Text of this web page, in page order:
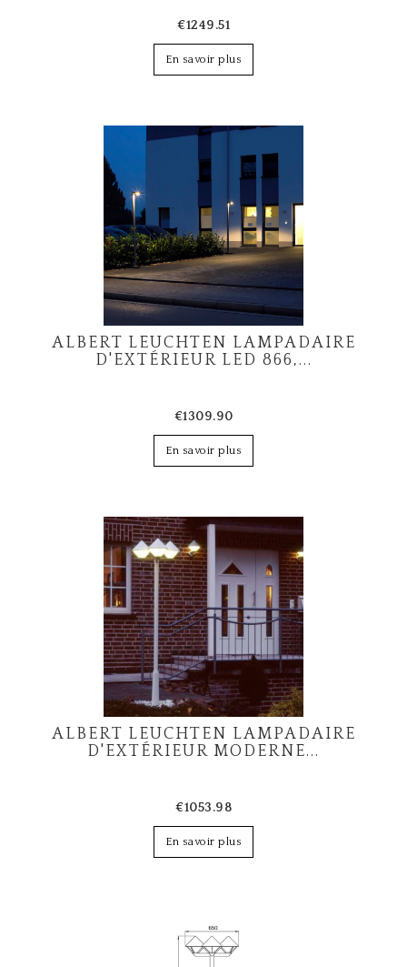
€1249.51
En savoir plus
ALBERT LEUCHTEN LAMPADAIRE
D'EXTÉRIEUR LED 866,...
€1309.90
En savoir plus
ALBERT LEUCHTEN LAMPADAIRE
D'EXTÉRIEUR MODERNE...
€1053.98
En savoir plus